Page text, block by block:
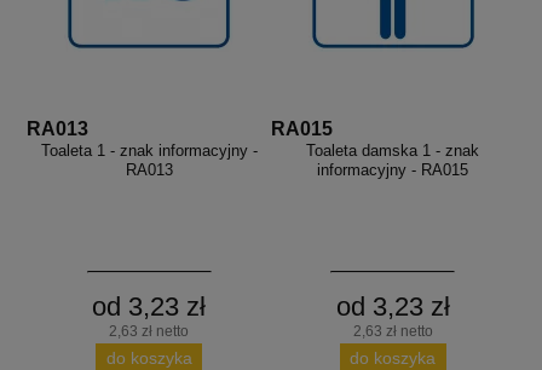
RA013
Toaleta 1 - znak informacyjny -
RA013
od 3,23 zł
2,63 zł netto
do koszyka
RA015
Toaleta damska 1 - znak
informacyjny - RA015
od 3,23 zł
2,63 zł netto
do koszyka